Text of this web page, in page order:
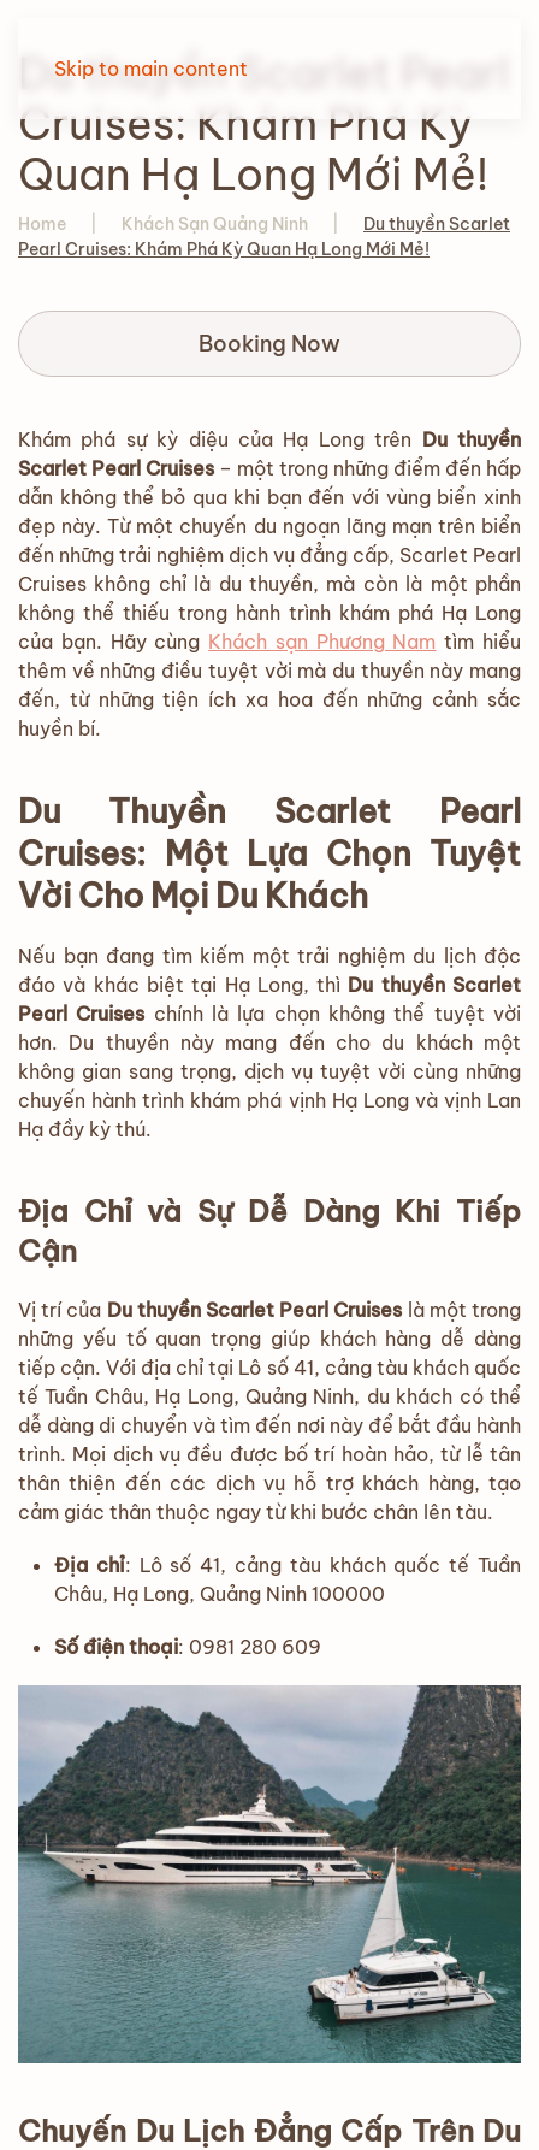
Skip to main content
Du thuyền Scarlet Pearl
Cruises: Khám Phá Kỳ
Quan Hạ Long Mới Mẻ!
Home Khách Sạn Quảng Ninh
Du thuyền Scarlet
Pearl Cruises: Khám Phá Kỳ Quan Hạ Long Mới Mẻ!
Booking Now
Khám phá sự kỳ diệu của Hạ Long trên Du thuyền
Scarlet Pearl Cruises– một trong những điểm đến hấp
dẫn không thể bỏ qua khi bạn đến với vùng biển xinh
đẹp này. Từ một chuyến du ngoạn lãng mạn trên biển
đến những trải nghiệm dịch vụ đẳng cấp, Scarlet Pearl
Cruises không chỉ là du thuyền, mà còn là một phần
không thể thiếu trong hành trình khám phá Hạ Long
của bạn. Hãy cùng Khách sạn Phương Nam tìm hiểu
thêm về những điều tuyệt vời mà du thuyền này mang
đến, từ những tiện ích xa hoa đến những cảnh sắc
huyền bí.
Du Thuyền Scarlet Pearl
Cruises: Một Lựa Chọn Tuyệt
Vời Cho Mọi Du Khách
Nếu bạn đang tìm kiếm một trải nghiệm du lịch độc
đáo và khác biệt tại Hạ Long, thì Du thuyền Scarlet
Pearl Cruiseschính là lựa chọn không thể tuyệt vời
hơn. Du thuyền này mang đến cho du khách một
không gian sang trọng, dịch vụ tuyệt vời cùng những
chuyến hành trình khám phá vịnh Hạ Long và vịnh Lan
Hạ đầy kỳ thú.
Địa Chỉ và Sự Dễ Dàng Khi Tiếp
Cận
Vị trí của Du thuyền Scarlet Pearl Cruiseslà một trong
những yếu tố quan trọng giúp khách hàng dễ dàng
tiếp cận. Với địa chỉ tại Lô số 41, cảng tàu khách quốc
tế Tuần Châu, Hạ Long, Quảng Ninh, du khách có thể
dễ dàng di chuyển và tìm đến nơi này để bắt đầu hành
trình. Mọi dịch vụ đều được bố trí hoàn hảo, từ lễ tân
thân thiện đến các dịch vụ hỗ trợ khách hàng, tạo
cảm giác thân thuộc ngay từ khi bước chân lên tàu.
Địa chỉ: Lô số 41, cảng tàu khách quốc tế Tuần
Châu, Hạ Long, Quảng Ninh 100000
Số điện thoại: 0981 280 609
Chuyến Du Lịch Đẳng Cấp Trên Du